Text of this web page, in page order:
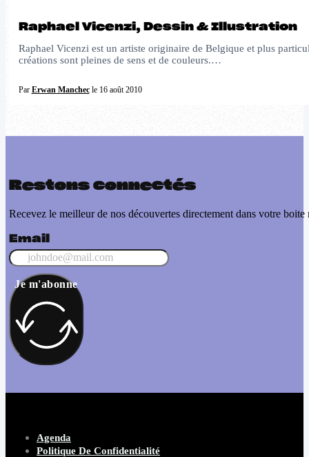
Raphael Vicenzi, Dessin & Illustration
Raphael Vicenzi est un artiste originaire de Belgique et plus
créations sont pleines de sens et de couleurs.…
Par Erwan Manchecle 16 août 2010
Restons connectés
Recevez le meilleur de nos découvertes directement dans votre boite
Email
Je m'abonne
Agenda
Politique De Confidentialité